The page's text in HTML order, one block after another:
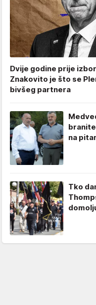
Dvije godine prije
Znakovito je što se
bivšeg partnera
na
Tko